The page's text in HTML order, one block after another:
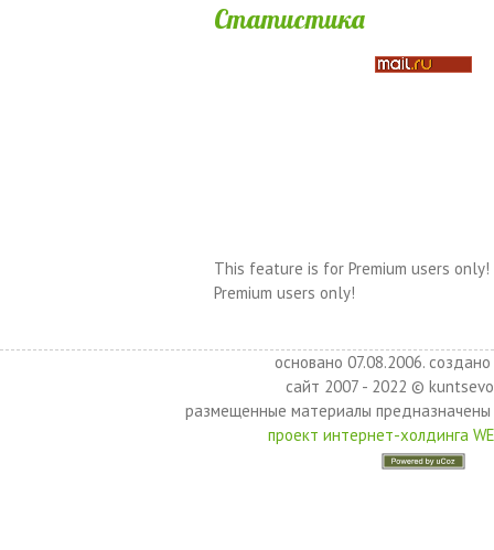
Статистика
This feature is for Premium users only!
Premium users only!
основано 07.08.2006.
сайт 2007 - 2022 ©
размещенные материалы
проект интернет-холдинга